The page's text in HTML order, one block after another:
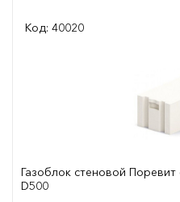
Код: 40020
Газоблок стеновой
D500